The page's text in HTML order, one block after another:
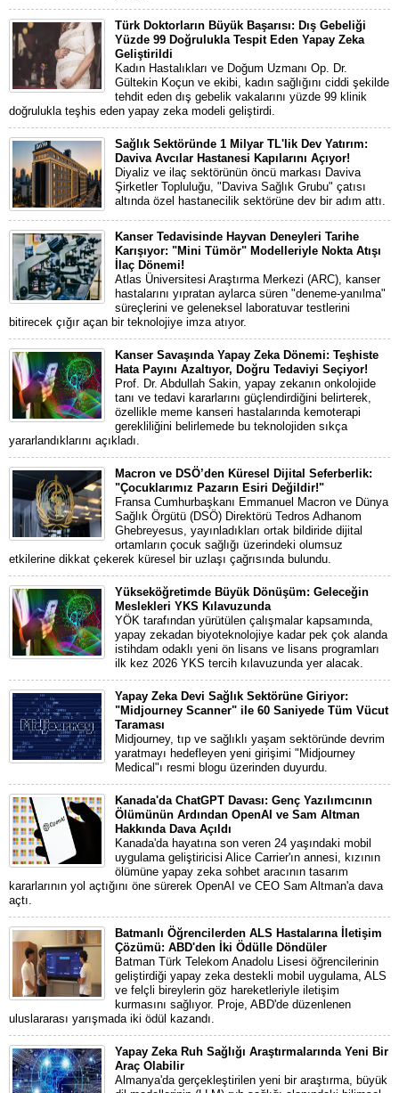
Türk Doktorların Büyük Başarısı: Dış Gebeliği
Yüzde 99 Doğrulukla Tespit Eden Yapay Zeka
Geliştirildi
Kadın Hastalıkları ve Doğum Uzmanı Op. Dr.
Gültekin Koçun ve ekibi, kadın sağlığını ciddi şekilde
tehdit eden dış gebelik vakalarını yüzde 99 klinik
doğrulukla teşhis eden yapay zeka modeli geliştirdi.
Sağlık Sektöründe 1 Milyar TL'lik Dev Yatırım:
Daviva Avcılar Hastanesi Kapılarını Açıyor!
Diyaliz ve ilaç sektörünün öncü markası Daviva
Şirketler Topluluğu, "Daviva Sağlık Grubu" çatısı
altında özel hastanecilik sektörüne dev bir adım attı.
Kanser Tedavisinde Hayvan Deneyleri Tarihe
Karışıyor: "Mini Tümör" Modelleriyle Nokta Atışı
İlaç Dönemi!
Atlas Üniversitesi Araştırma Merkezi (ARC), kanser
hastalarını yıpratan aylarca süren "deneme-yanılma"
süreçlerini ve geleneksel laboratuvar testlerini
bitirecek çığır açan bir teknolojiye imza atıyor.
Kanser Savaşında Yapay Zeka Dönemi: Teşhiste
Hata Payını Azaltıyor, Doğru Tedaviyi Seçiyor!
Prof. Dr. Abdullah Sakin, yapay zekanın onkolojide
tanı ve tedavi kararlarını güçlendirdiğini belirterek,
özellikle meme kanseri hastalarında kemoterapi
gerekliliğini belirlemede bu teknolojiden sıkça
yararlandıklarını açıkladı.
Macron ve DSÖ’den Küresel Dijital Seferberlik:
"Çocuklarımız Pazarın Esiri Değildir!"
Fransa Cumhurbaşkanı Emmanuel Macron ve Dünya
Sağlık Örgütü (DSÖ) Direktörü Tedros Adhanom
Ghebreyesus, yayınladıkları ortak bildiride dijital
ortamların çocuk sağlığı üzerindeki olumsuz
etkilerine dikkat çekerek küresel bir uzlaşı çağrısında bulundu.
Yükseköğretimde Büyük Dönüşüm: Geleceğin
Meslekleri YKS Kılavuzunda
YÖK tarafından yürütülen çalışmalar kapsamında,
yapay zekadan biyoteknolojiye kadar pek çok alanda
istihdam odaklı yeni ön lisans ve lisans programları
ilk kez 2026 YKS tercih kılavuzunda yer alacak.
Yapay Zeka Devi Sağlık Sektörüne Giriyor:
"Midjourney Scanner" ile 60 Saniyede Tüm Vücut
Taraması
Midjourney, tıp ve sağlıklı yaşam sektöründe devrim
yaratmayı hedefleyen yeni girişimi "Midjourney
Medical"ı resmi blogu üzerinden duyurdu.
Kanada'da ChatGPT Davası: Genç Yazılımcının
Ölümünün Ardından OpenAI ve Sam Altman
Hakkında Dava Açıldı
Kanada'da hayatına son veren 24 yaşındaki mobil
uygulama geliştiricisi Alice Carrier'ın annesi, kızının
ölümüne yapay zeka sohbet aracının tasarım
kararlarının yol açtığını öne sürerek OpenAI ve CEO Sam Altman'a dava
açtı.
Batmanlı Öğrencilerden ALS Hastalarına İletişim
Çözümü: ABD'den İki Ödülle Döndüler
Batman Türk Telekom Anadolu Lisesi öğrencilerinin
geliştirdiği yapay zeka destekli mobil uygulama, ALS
ve felçli bireylerin göz hareketleriyle iletişim
kurmasını sağlıyor. Proje, ABD'de düzenlenen
uluslararası yarışmada iki ödül kazandı.
Yapay Zeka Ruh Sağlığı Araştırmalarında Yeni Bir
Araç Olabilir
Almanya'da gerçekleştirilen yeni bir araştırma, büyük